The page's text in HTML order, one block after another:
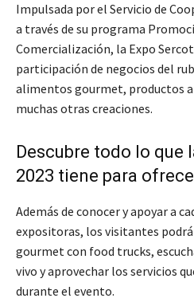
Impulsada por el Servicio de
a través de su programa
Comercialización, la Expo
participación de negocios del
alimentos gourmet, productos
muchas otras creaciones.
Descubre todo lo que
2023 tiene para
Además de conocer y apoyar a
expositoras, los visitantes
gourmet con food trucks,
vivo y aprovechar los servicios
durante el evento.